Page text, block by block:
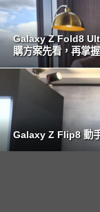
Galaxy Z Fold8
購方案先看，再掌
Galaxy Z Flip8 動